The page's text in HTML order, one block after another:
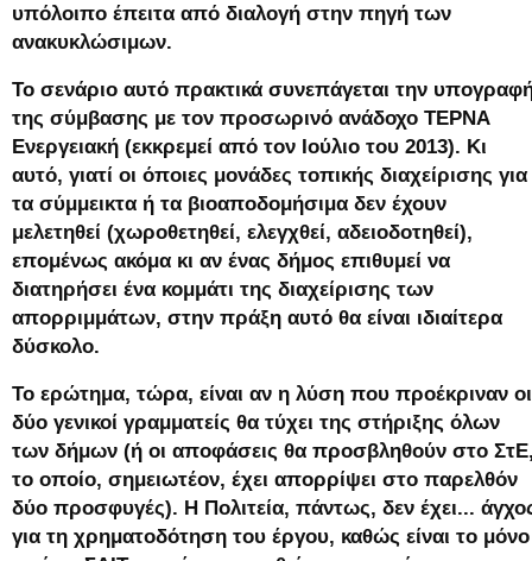
υπόλοιπο έπειτα από διαλογή στην πηγή των
ανακυκλώσιμων.
Το σενάριο αυτό πρακτικά συνεπάγεται την
της σύμβασης με τον προσωρινό ανάδοχο ΤΕΡΝΑ
Ενεργειακή (εκκρεμεί από τον Ιούλιο του 2013). Κι
αυτό, γιατί οι όποιες μονάδες τοπικής διαχείρισης για
τα σύμμεικτα ή τα βιοαποδομήσιμα δεν έχουν
μελετηθεί (χωροθετηθεί, ελεγχθεί, αδειοδοτηθεί),
επομένως ακόμα κι αν ένας δήμος επιθυμεί να
διατηρήσει ένα κομμάτι της διαχείρισης των
απορριμμάτων, στην πράξη αυτό θα είναι ιδιαίτερα
δύσκολο.
Το ερώτημα, τώρα, είναι αν η λύση που προέκριναν οι
δύο γενικοί γραμματείς θα τύχει της στήριξης όλων
των δήμων (ή οι αποφάσεις θα προσβληθούν στο
το οποίο, σημειωτέον, έχει απορρίψει στο παρελθόν
δύο προσφυγές). Η Πολιτεία, πάντως, δεν έχει...
για τη χρηματοδότηση του έργου, καθώς είναι το μόνο